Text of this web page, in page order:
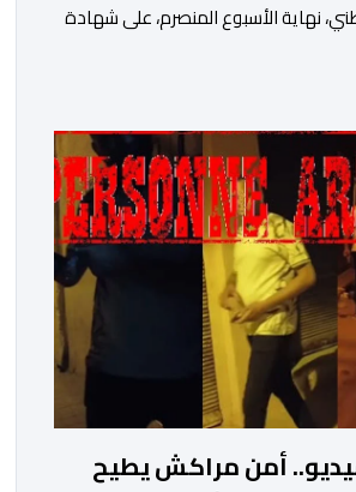
نهاية الأسبوع المنصرم، على شهادة
والكيمياء، وتدقيق وفحص الوثائق،
وكذا الآثار الرقمية والمخدرات والمواد
الأمريكية للاعتماد والتقييس
أمن مراكش يطيح